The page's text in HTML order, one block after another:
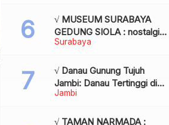
Surabaya
√ MUSEUM SURABAYA
GEDUNG SIOLA : nostalgia
dalam balutan modernitas di
Review & Info
Jambi
√ Danau Gunung Tujuh
Jambi: Danau Tertinggi di
Asia Tenggara, Tiket, Rute,
√ TAMAN NARMADA :